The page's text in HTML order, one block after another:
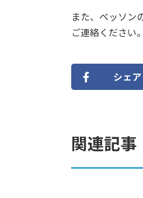
また、ベッソン
ご連絡ください
シェア
関連記事